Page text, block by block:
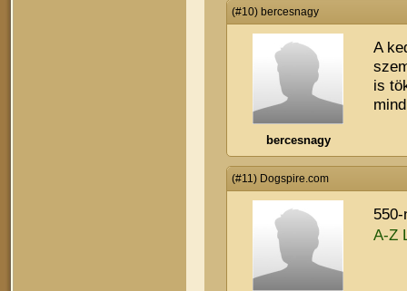
(#10) bercesnagy
bercesnagy
A
is
(#11) Dogspire.com
A-Z